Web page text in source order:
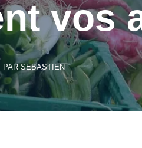
vos
PAR SEBASTIEN